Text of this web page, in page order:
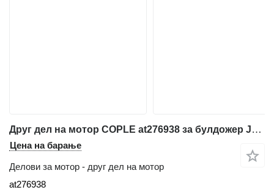
Друг дел на мотор COPLE at276938 за булдожер John Deere 1050c
Цена на барање
Делови за мотор - друг дел на мотор
at276938